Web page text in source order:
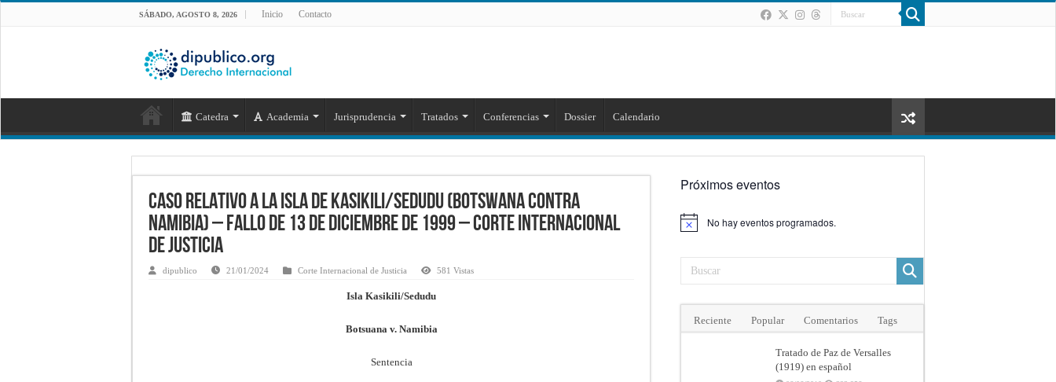
SÁBADO, AGOSTO 8, 2026 Inicio Contacto
Catedra Academia Jurisprudencia Tratados Conferencias Dossier Calendario
CASO RELATIVO A LA ISLA DE KASIKILI/SEDUDU (BOTSWANA CONTRA
NAMIBIA) – Fallo de 13 de diciembre de 1999 – Corte Internacional
de Justicia
dipublico 21/01/2024 Corte Internacional de Justicia 581 Vistas
Isla Kasikili/Sedudu
Botsuana v. Namibia
Sentencia
Próximos eventos
Aviso No hay eventos programados.
Reciente Popular Comentarios Tags
Tratado de Paz de Versalles
(1919) en español